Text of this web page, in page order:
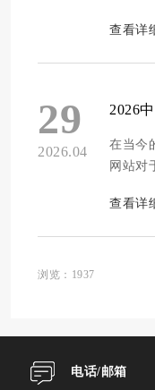
谱的外
际市场
确需
始寻找
查看详
29
2026.04
在当今
网站对
知名度
查看详
浏览：1937
电话/邮箱